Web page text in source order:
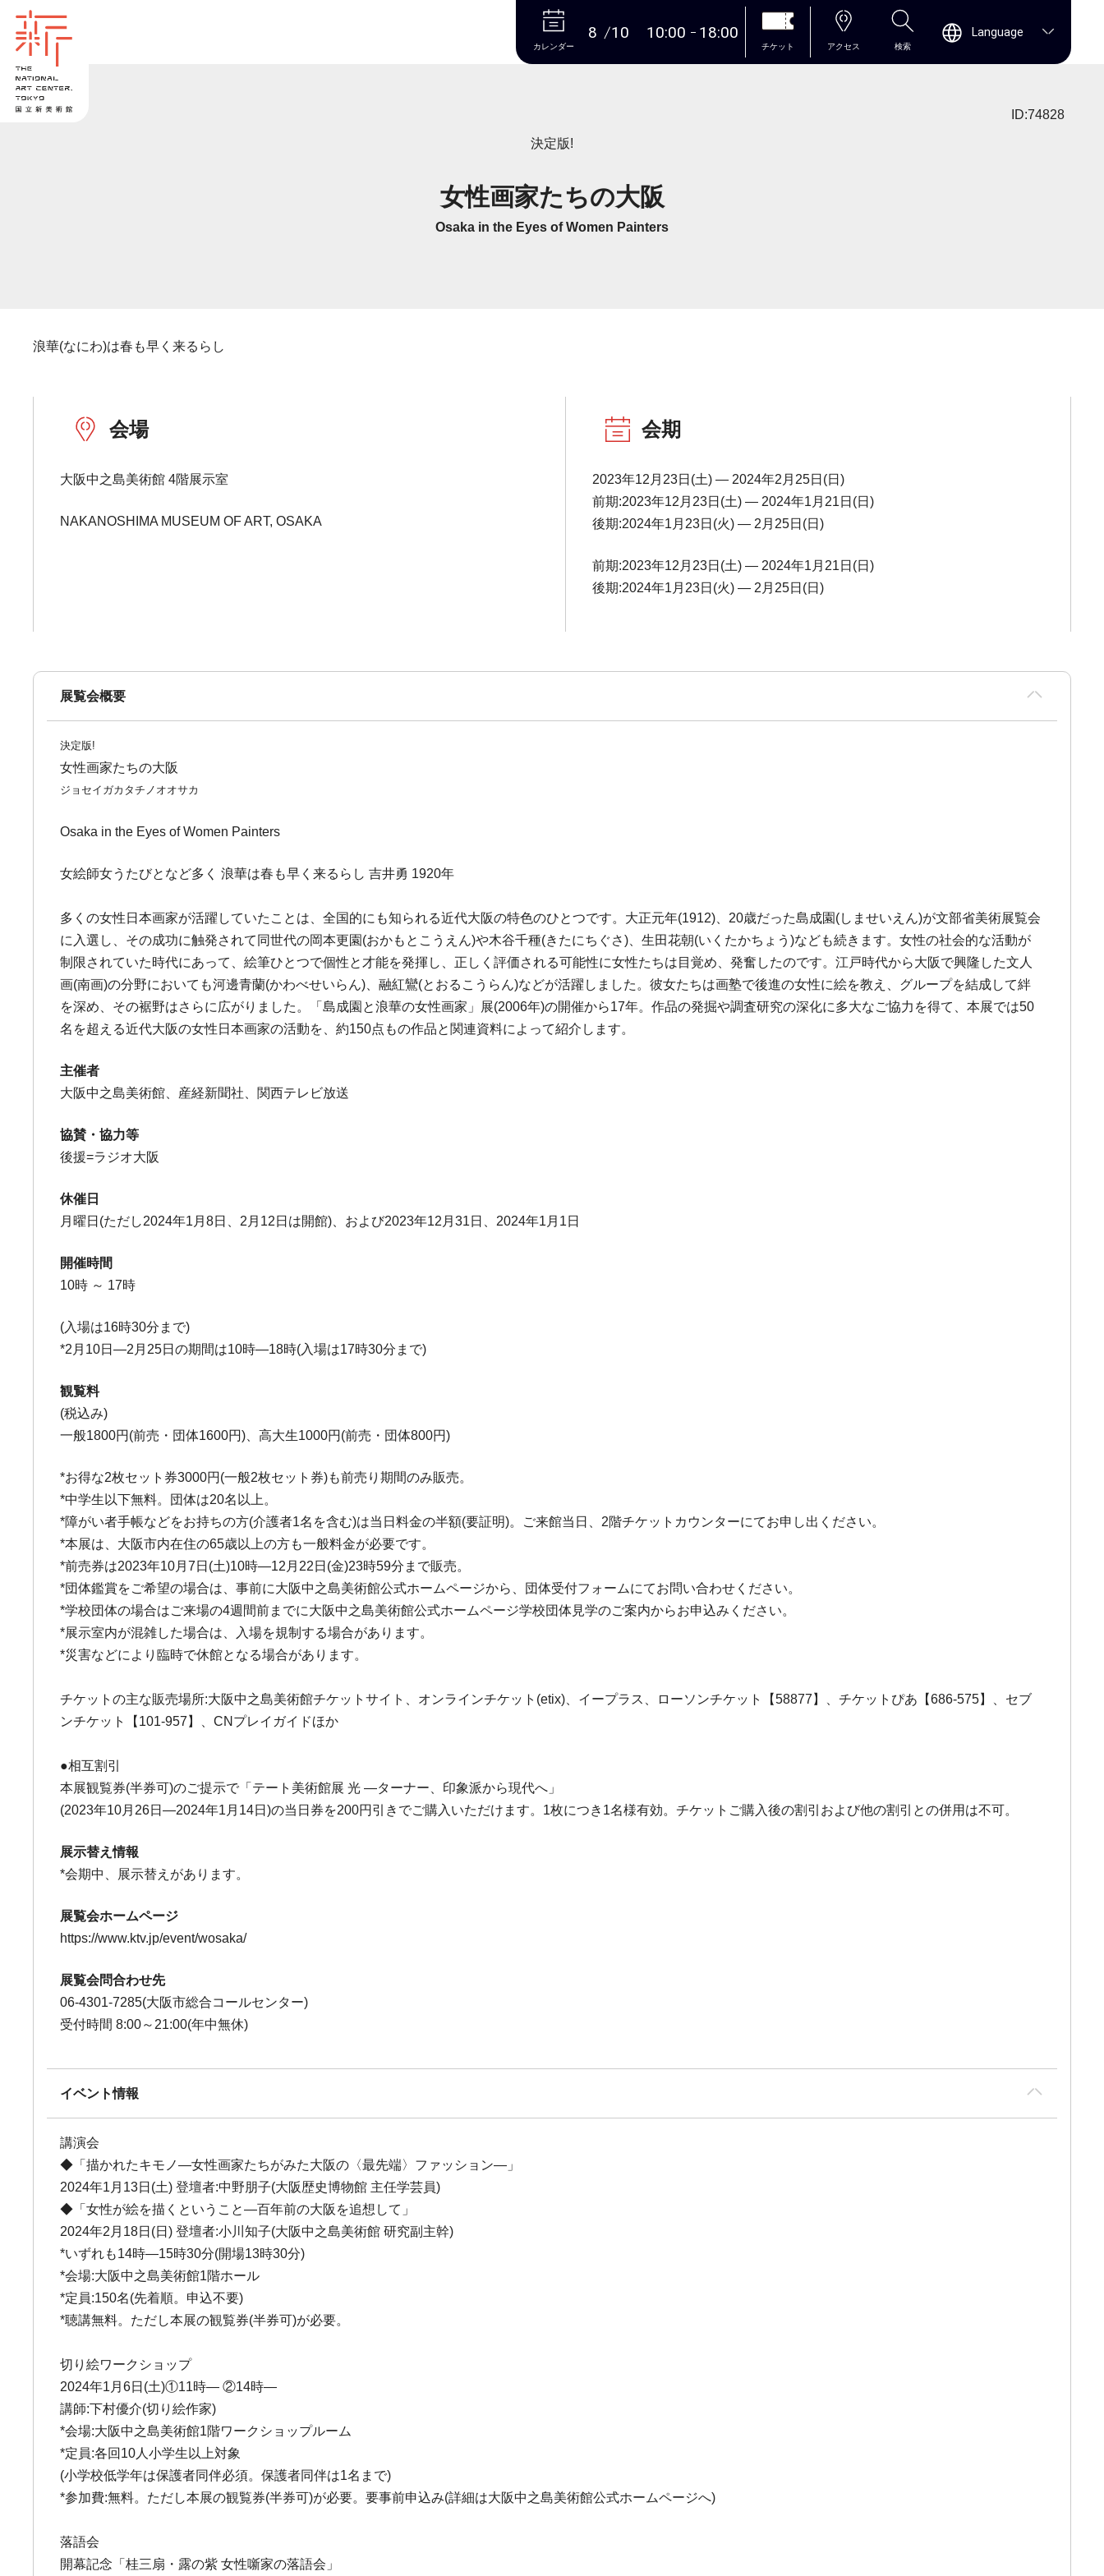
本文へ
カレンダー
8 10 10:00 18:00
チケット アクセス 検索
Language
ID:74828
決定版!
女性画家たちの大阪
Osaka in the Eyes of Women Painters
浪華(なにわ)は春も早く来るらし
会場
大阪中之島美術館 4階展示室
NAKANOSHIMA MUSEUM OF ART, OSAKA
会期
2023年12月23日(土) ― 2024年2月25日(日)
前期:2023年12月23日(土) ― 2024年1月21日(日)
後期:2024年1月23日(火) ― 2月25日(日)
前期:2023年12月23日(土) ― 2024年1月21日(日)
後期:2024年1月23日(火) ― 2月25日(日)
展覧会概要
決定版!
女性画家たちの大阪
ジョセイガカタチノオオサカ
Osaka in the Eyes of Women Painters
女絵師女うたびとなど多く 浪華は春も早く来るらし 吉井勇 1920年
多くの女性日本画家が活躍していたことは、全国的にも知られる近代大阪の特色のひとつです。大正元年(1912)、20歳だった島成園(しませいえん)が文部省美術展覧会
に入選し、その成功に触発されて同世代の岡本更園(おかもとこうえん)や木谷千種(きたにちぐさ)、生田花朝(いくたかちょう)なども続きます。女性の社会的な活動が
制限されていた時代にあって、絵筆ひとつで個性と才能を発揮し、正しく評価される可能性に女性たちは目覚め、発奮したのです。江戸時代から大阪で興隆した文人
画(南画)の分野においても河邊青蘭(かわべせいらん)、融紅鸞(とおるこうらん)などが活躍しました。彼女たちは画塾で後進の女性に絵を教え、グループを結成して絆
を深め、その裾野はさらに広がりました。「島成園と浪華の女性画家」展(2006年)の開催から17年。作品の発掘や調査研究の深化に多大なご協力を得て、本展では50
名を超える近代大阪の女性日本画家の活動を、約150点もの作品と関連資料によって紹介します。
主催者
大阪中之島美術館、産経新聞社、関西テレビ放送
協賛・協力等
後援=ラジオ大阪
休催日
月曜日(ただし2024年1月8日、2月12日は開館)、および2023年12月31日、2024年1月1日
開催時間
10時 ～ 17時
(入場は16時30分まで)
*2月10日―2月25日の期間は10時―18時(入場は17時30分まで)
観覧料
(税込み)
一般1800円(前売・団体1600円)、高大生1000円(前売・団体800円)
*お得な2枚セット券3000円(一般2枚セット券)も前売り期間のみ販売。
*中学生以下無料。団体は20名以上。
*障がい者手帳などをお持ちの方(介護者1名を含む)は当日料金の半額(要証明)。ご来館当日、2階チケットカウンターにてお申し出ください。
*本展は、大阪市内在住の65歳以上の方も一般料金が必要です。
*前売券は2023年10月7日(土)10時―12月22日(金)23時59分まで販売。
*団体鑑賞をご希望の場合は、事前に大阪中之島美術館公式ホームページから、団体受付フォームにてお問い合わせください。
*学校団体の場合はご来場の4週間前までに大阪中之島美術館公式ホームページ学校団体見学のご案内からお申込みください。
*展示室内が混雑した場合は、入場を規制する場合があります。
*災害などにより臨時で休館となる場合があります。
チケットの主な販売場所:大阪中之島美術館チケットサイト、オンラインチケット(etix)、イープラス、ローソンチケット【58877】、チケットぴあ【686-575】、セブ
ンチケット【101-957】、CNプレイガイドほか
●相互割引
本展観覧券(半券可)のご提示で「テート美術館展 光 ―ターナー、印象派から現代へ」
(2023年10月26日―2024年1月14日)の当日券を200円引きでご購入いただけます。1枚につき1名様有効。チケットご購入後の割引および他の割引との併用は不可。
展示替え情報
*会期中、展示替えがあります。
展覧会ホームページ
https://www.ktv.jp/event/wosaka/
展覧会問合わせ先
06-4301-7285(大阪市総合コールセンター)
受付時間 8:00～21:00(年中無休)
イベント情報
講演会
◆「描かれたキモノ―女性画家たちがみた大阪の〈最先端〉ファッション―」
2024年1月13日(土) 登壇者:中野朋子(大阪歴史博物館 主任学芸員)
◆「女性が絵を描くということ―百年前の大阪を追想して」
2024年2月18日(日) 登壇者:小川知子(大阪中之島美術館 研究副主幹)
*いずれも14時―15時30分(開場13時30分)
*会場:大阪中之島美術館1階ホール
*定員:150名(先着順。申込不要)
*聴講無料。ただし本展の観覧券(半券可)が必要。
切り絵ワークショップ
2024年1月6日(土)①11時― ②14時―
講師:下村優介(切り絵作家)
*会場:大阪中之島美術館1階ワークショップルーム
*定員:各回10人小学生以上対象
(小学校低学年は保護者同伴必須。保護者同伴は1名まで)
*参加費:無料。ただし本展の観覧券(半券可)が必要。要事前申込み(詳細は大阪中之島美術館公式ホームページへ)
落語会
開幕記念「桂三扇・露の紫 女性噺家の落語会」